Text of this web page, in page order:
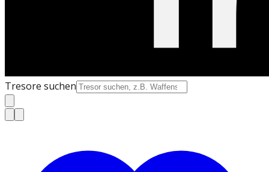
Tresore suchen